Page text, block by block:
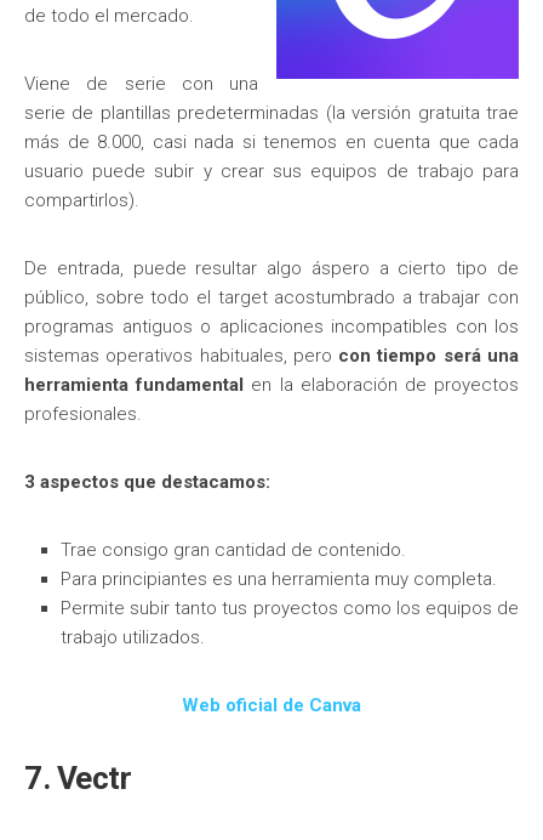
de todo el mercado.
Viene de serie con una
serie de plantillas predeterminadas (la versión gratuita trae
más de 8.000, casi nada si tenemos en cuenta que cada
usuario puede subir y crear sus equipos de trabajo para
compartirlos).
De entrada, puede resultar algo áspero a cierto tipo de
público, sobre todo el target acostumbrado a trabajar con
programas antiguos o aplicaciones incompatibles con los
sistemas operativos habituales, pero con tiempo será una
herramienta fundamental
en la elaboración de proyectos
profesionales.
3 aspectos que destacamos:
Trae consigo gran cantidad de contenido.
Para principiantes es una herramienta muy completa.
Permite subir tanto tus proyectos como los equipos de
trabajo utilizados.
Web oficial de Canva
7. Vectr